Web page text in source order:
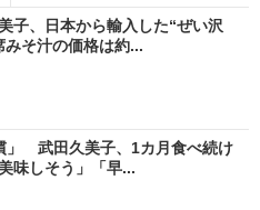
子、日本から輸入した“ぜい沢
そ汁の価格は約...
」 武田久美子、1カ月食べ続け
味しそう」「早...